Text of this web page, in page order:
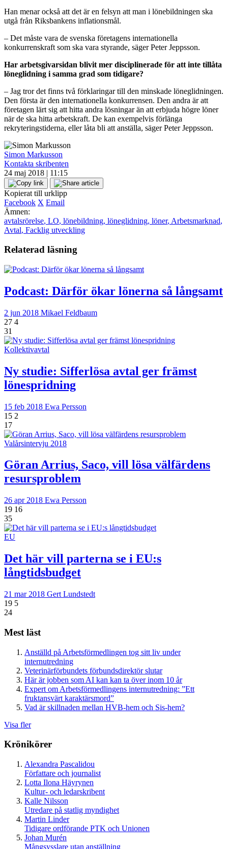
Han menar också att det är en felsyn att man i lönebildningen ska
utgå från Riksbankens inflationsmål.
– Det måste vara de svenska företagens internationella
konkurrenskraft som ska vara styrande, säger Peter Jeppsson.
Har arbetsgivarsidan blivit mer disciplinerade för att inte tillåta
löneglidning i samma grad som tidigare?
– Jag tror det finns två förklaringar till den minskade löneglidningen.
Den första är den internationella konkurrensen. Den andra är att
företagen lärt sig att hitta andra lösningar än att erbjuda högre löner
när de ska hitta arbetskraft. De kan exempelvis förlänga
rekryteringstiderna, eller låta bli att anställa, säger Peter Jeppsson.
Simon Markusson
Kontakta skribenten
24 maj 2018 | 11:15
Kopierat till urklipp
Facebook X Email
Ämnen:
avtalsrörelse, LO, lönebildning, löneglidning, löner, Arbetsmarknad,
Avtal, Facklig utveckling
Relaterad läsning
Podcast: Därför ökar lönerna så långsamt
2 jun 2018 Mikael Feldbaum
27 4
31
Kollektivavtal
Ny studie: Sifferlösa avtal ger främst
lönespridning
15 feb 2018 Ewa Persson
15 2
17
Valårsintervju 2018
Göran Arrius, Saco, vill lösa välfärdens
resursproblem
26 apr 2018 Ewa Persson
19 16
35
EU
Det här vill parterna se i EU:s
långtidsbudget
21 mar 2018 Gert Lundstedt
19 5
24
Mest läst
Anställd på Arbetsförmedlingen tog sitt liv under
internutredning
Veterinärförbundets förbundsdirektör slutar
Här är jobben som AI kan kan ta över inom 10 år
Expert om Arbetsförmedlingens internutredning: ”Ett
fruktansvärt karaktärsmord”
Vad är skillnaden mellan HVB-hem och Sis-hem?
Visa fler
Krönikörer
Alexandra Pascalidou
Författare och journalist
Lotta Ilona Häyrynen
Kultur- och ledarskribent
Kalle Nilsson
Utredare på statlig myndighet
Martin Linder
Tidigare ordförande PTK och Unionen
Johan Murén
Mångsysslare utan anställning